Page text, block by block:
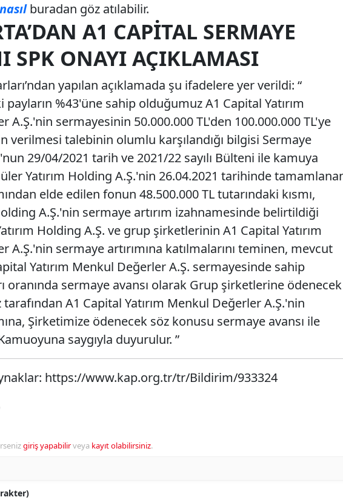
buradan göz atılabilir.
A1 CAPITAL SERMAYE
SPK ONAYI AÇIKLAMASI
yapılan açıklamada şu ifadelere yer verildi: “
%43'üne sahip olduğumuz A1 Capital Yatırım
A.Ş.'nin sermayesinin 50.000.000 TL'den 100.000.000 TL'ye
verilmesi talebinin olumlu karşılandığı bilgisi Sermaye
29/04/2021 tarih ve 2021/22 sayılı Bülteni ile kamuya
Yatırım Holding A.Ş.'nin 26.04.2021 tarihinde
elde edilen fonun 48.500.000 TL tutarındaki kısmı,
A.Ş.'nin sermaye artırım izahnamesinde belirtildiği
Holding A.Ş. ve grup şirketlerinin A1 Capital Yatırım
A.Ş.'nin sermaye artırımına katılmalarını teminen, mevcut
Yatırım Menkul Değerler A.Ş. sermayesinde sahip
oranında sermaye avansı olarak Grup şirketlerine ödenecek
A1 Capital Yatırım Menkul Değerler A.Ş.'nin
Şirketimize ödenecek söz konusu sermaye avansı ile
Kamuoyuna saygıyla duyurulur. ”
https://www.kap.org.tr/tr/Bildirim/933324
giriş yapabilirveya kayıt olabilirsiniz.